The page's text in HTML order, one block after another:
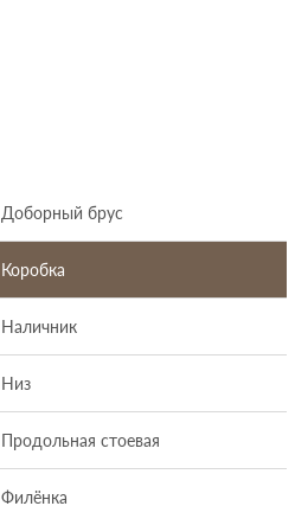
Доборный брус
Коробка
Наличник
Низ
Продольная стоевая
Филёнка